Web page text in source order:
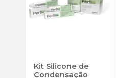
Kit Silicone de
Condensação